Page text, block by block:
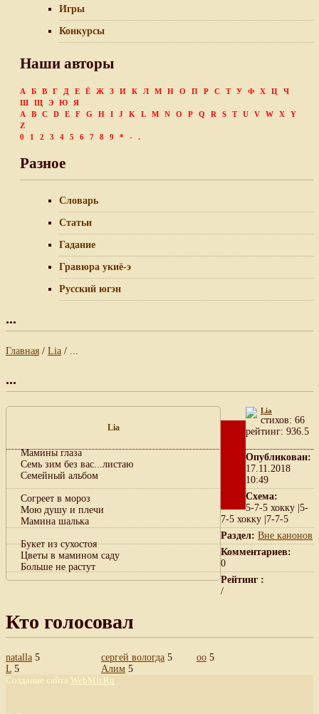
Игры
Конкурсы
Наши авторы
А Б В Г Д Е Ё Ж З И К Л М Н О П Р С Т У Ф Х Ц
Ч
Ш
Щ Э Ю
Я
A
B C D E F G H I J K L M N O P Q R S T U V W X
Y
Z
0
1 2 3 4 5 6 7 8 9 * - .
Разное
Словарь
Статьи
Гадание
Гравюра укиё-э
Русский югэн
...
Главная / Lia / ...
...
Lia
Мамины глаза
Семь зим без вас...листаю
Семейный альбом
Согреет в мороз
Мою душу и плечи
Мамина шалька
Букет из сухостоя
Цветы в мамином саду
Больше не растут
Lia
cтихов: 66
рейтинг: 936.5
Опубликован:
17.11.2018
10:49
Схема:
5-7-5 хокку |5-
7-5 хокку |7-7-5
Раздел: Вне канонов
Комментариев:
0
Рейтинг :
/
Кто голосовал
natalla 5
L 5
сергей вологда5
Алим5
оо5
Создание сайта WebMir.Ru